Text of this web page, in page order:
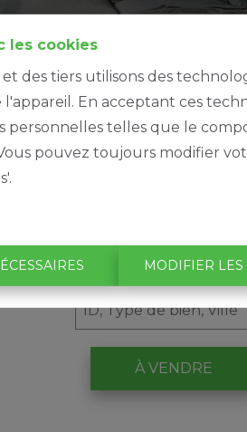
les cookies
des tiers utilisons des
En acceptant ces
personnelles telles que le
pouvez toujours modifier
MODIFIER LES
Oups,
À VENDRE